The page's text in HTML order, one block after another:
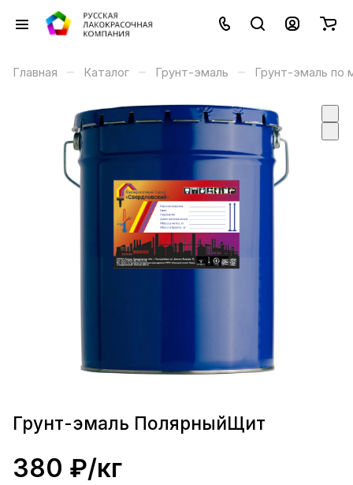
Главная – Каталог – Грунт-эмаль – Грунт-эмаль по
Грунт-эмаль ПолярныйЩит
380 ₽/кг